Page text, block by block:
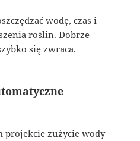
wodę, czas i
roślin. Dobrze
się zwraca.
projekcie zużycie wody